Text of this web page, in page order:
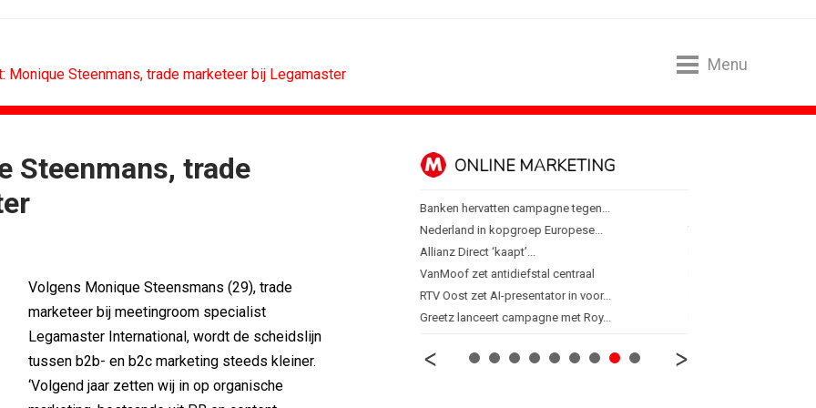
Monique Steenmans, trade marketeer bij Legamaster
Menu
Steenmans, trade
Volgens Monique Steensmans (29), trade
marketeer bij meetingroom specialist
Legamaster International, wordt de scheidslijn
tussen b2b- en b2c marketing steeds kleiner.
‘Volgend jaar zetten wij in op organische
hoogste...
uitbundiger...
de...
MEDIA
Ster start Goede Loeki
Margriet van der Linden blijft...
ONLINE MARKETING
Banken hervatten campagne tegen...
Nederland in kopgroep Europese...
Allianz Direct ‘kaapt’...
VanMoof zet antidiefstal centraal
RTV Oost zet AI-presentator in voor...
Greetz lanceert campagne met Roy...
Tata Consultancy